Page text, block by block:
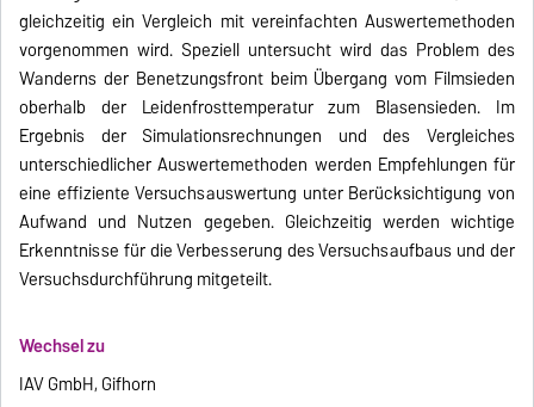
gleichzeitig ein Vergleich mit vereinfachten Auswertemethoden
vorgenommen wird. Speziell untersucht wird das Problem des
Wanderns der Benetzungsfront beim Übergang vom Filmsieden
oberhalb der Leidenfrosttemperatur zum Blasensieden. Im
Ergebnis der Simulationsrechnungen und des Vergleiches
unterschiedlicher Auswertemethoden werden Empfehlungen für
eine effiziente Versuchsauswertung unter Berücksichtigung von
Aufwand und Nutzen gegeben. Gleichzeitig werden wichtige
Erkenntnisse für die Verbesserung des Versuchsaufbaus und der
Versuchsdurchführung mitgeteilt.
Wechsel zu
IAV GmbH, Gifhorn